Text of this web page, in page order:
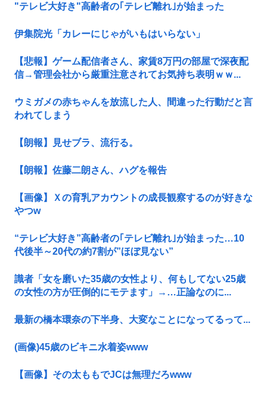
"テレビ大好き"高齢者の｢テレビ離れ｣が始まった
伊集院光「カレーにじゃがいもはいらない」
【悲報】ゲーム配信者さん、家賃8万円の部屋で深夜配
信→管理会社から厳重注意されてお気持ち表明ｗｗ...
ウミガメの赤ちゃんを放流した人、間違った行動だと言
われてしまう
【朗報】見せブラ、流行る。
【朗報】佐藤二朗さん、ハグを報告
【画像】Ｘの育乳アカウントの成長観察するのが好きな
やつw
“テレビ大好き”高齢者の｢テレビ離れ｣が始まった…10
代後半～20代の約7割が”ほぼ見ない”
識者「女を磨いた35歳の女性より、何もしてない25歳
の女性の方が圧倒的にモテます」→…正論なのに...
最新の橋本環奈の下半身、大変なことになってるって...
(画像)45歳のビキニ水着姿www
【画像】その太ももでJCは無理だろwww